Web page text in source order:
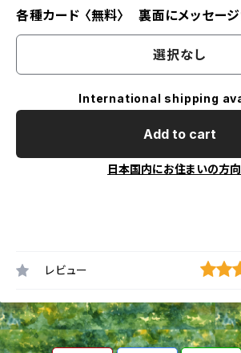
各種カード 〈無料〉 裏面にメッセー
選択なし
International shipping
Add to cart
日本国内にお住まいの方
レビュー